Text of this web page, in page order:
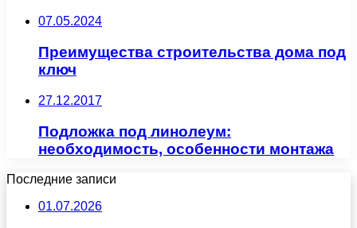
07.05.2024
Преимущества строительства дома под
ключ
27.12.2017
Подложка под линолеум:
необходимость, особенности монтажа
Последние записи
01.07.2026